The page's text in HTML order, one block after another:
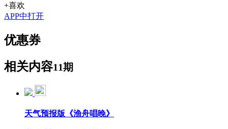
+喜欢
APP中打开
优惠券
相关内容11期
天气预报版《渔舟唱晚》